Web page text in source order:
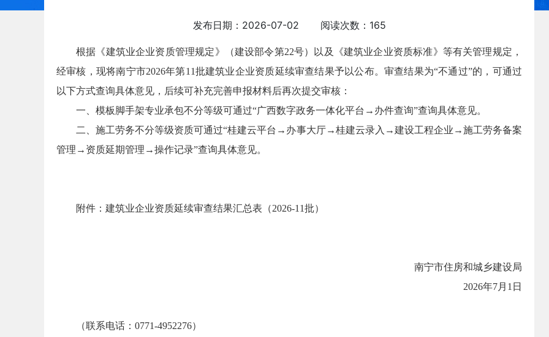
发布日期：2026-07-02 阅读次数：165
根据《建筑业企业资质管理规定》（建设部令第22号）以及《建筑业企业资质标准》等有关管理规定，
经审核，现将南宁市2026年第11批建筑业企业资质延续审查结果予以公布。审查结果为“不通过”的，可通过
以下方式查询具体意见，后续可补充完善申报材料后再次提交审核：
一、模板脚手架专业承包不分等级可通过“广西数字政务一体化平台→办件查询”查询具体意见。
二、施工劳务不分等级资质可通过“桂建云平台→办事大厅→桂建云录入→建设工程企业→施工劳务备案
管理→资质延期管理→操作记录”查询具体意见。
附件：建筑业企业资质延续审查结果汇总表（2026-11批）
南宁市住房和城乡建设局
2026年7月1日
（联系电话：0771-4952276）